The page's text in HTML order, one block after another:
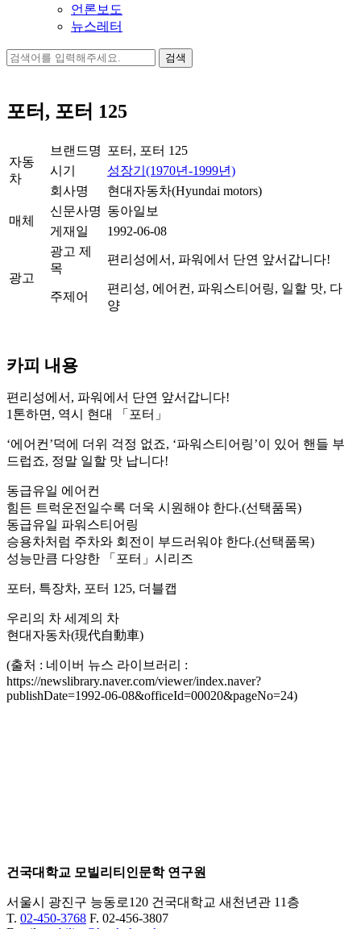
언론보도
뉴스레터
검
포터, 포터 125
자동
차
브랜드명
포터, 포터 125
시기
성장기(1970년-1999년)
회사명
현대자동차(Hyundai motors)
매체
신문사명 동아일보
게재일
1992-06-08
광고
광고 제
목
편리성에서, 파워에서 단연 앞서갑니다!
주제어
편리성, 에어컨, 파워스티어링, 일할 맛, 다
양
카피 내용
편리성에서, 파워에서 단연 앞서갑니다!
1톤하면, 역시 현대 「포터」
‘에어컨’덕에 더위 걱정 없죠, ‘파워스티어링’이 있어 핸들 부
드럽죠, 정말 일할 맛 납니다!
동급유일 에어컨
힘든 트럭운전일수록 더욱 시원해야 한다.(선택품목)
동급유일 파워스티어링
승용차처럼 주차와 회전이 부드러워야 한다.(선택품목)
성능만큼 다양한 「포터」시리즈
포터, 특장차, 포터 125, 더블캡
우리의 차 세계의 차
현대자동차(現代自動車)
(출처 : 네이버 뉴스 라이브러리 :
https://newslibrary.naver.com/viewer/index.naver?
publishDate=1992-06-08&officeId=00020&pageNo=24)
건국대학교 모빌리티인문학 연구원
서울시 광진구 능동로120 건국대학교 새천년관 11층
T. 02-450-3768 F. 02-456-3807